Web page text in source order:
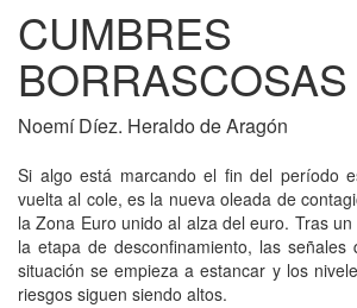
CUMBRES
BORRASCOSAS
Noemí Díez. Heraldo de Aragón
Si algo está marcando el fin del período
vuelta al cole, es la nueva oleada de
la Zona Euro unido al alza del euro. Tras
la etapa de desconfinamiento, las
situación se empieza a estancar y los
riesgos siguen siendo altos.